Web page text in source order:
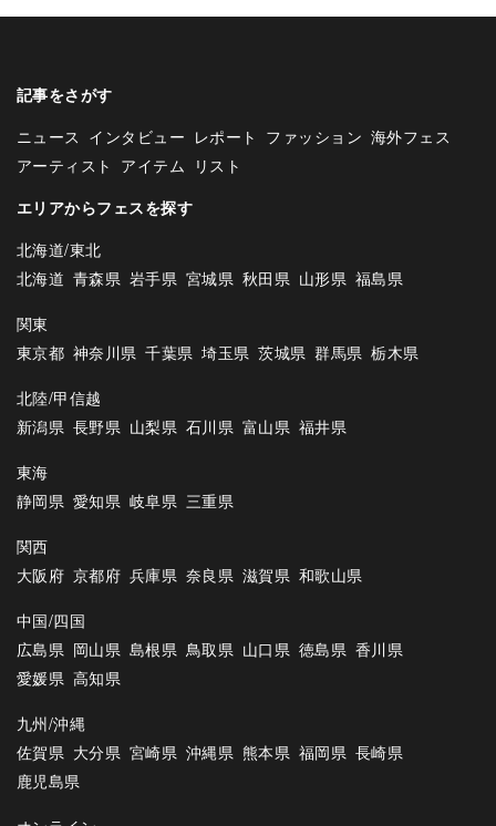
記事をさがす
ニュース インタビュー レポート ファッション 海外フェス
アーティスト アイテム
リスト
エリアからフェスを探す
北海道/東北
北海道 青森県 岩手県 宮城県 秋田県 山形県 福島県
関東
東京都 神奈川県 千葉県 埼玉県 茨城県 群馬県 栃木県
北陸/甲信越
新潟県 長野県 山梨県 石川県 富山県 福井県
東海
静岡県 愛知県 岐阜県 三重県
関西
大阪府 京都府 兵庫県 奈良県 滋賀県 和歌山県
中国/四国
広島県 岡山県 島根県 鳥取県 山口県 徳島県 香川県
愛媛県 高知県
九州/沖縄
佐賀県 大分県 宮崎県 沖縄県 熊本県 福岡県 長崎県
鹿児島県